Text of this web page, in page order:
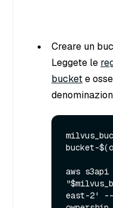
Creare un
Leggete le
buckete
bucket-
aws
east-2'